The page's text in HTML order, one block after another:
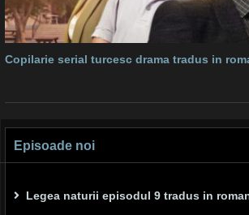
Copilarie serial turcesc drama tradus in
Episoade noi
Legea naturii episodul 9 tradus in